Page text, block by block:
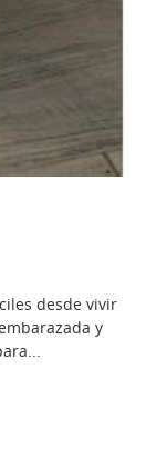
desde vivir
y